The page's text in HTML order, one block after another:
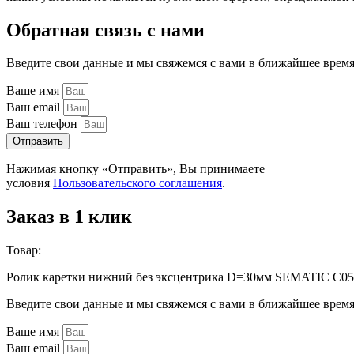
Обратная связь с нами
Введите свои данные и мы свяжемся с вами в ближайшее время
Ваше имя
Ваш email
Ваш телефон
Отправить
Нажимая кнопку «Отправить», Вы принимаете
условия Пользовательского соглашения.
Заказ в 1 клик
Товар:
Ролик каретки нижний без эксцентрика D=30мм SEMATIC
Введите свои данные и мы свяжемся с вами в ближайшее время
Ваше имя
Ваш email